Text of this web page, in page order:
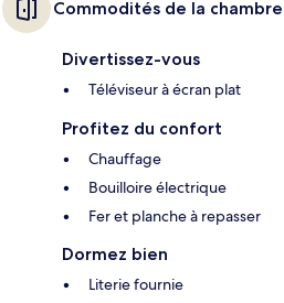
Commodités de la chambre
Divertissez-vous
Téléviseur à écran plat
Profitez du confort
Chauffage
Bouilloire électrique
Fer et planche à repasser
Dormez bien
Literie fournie